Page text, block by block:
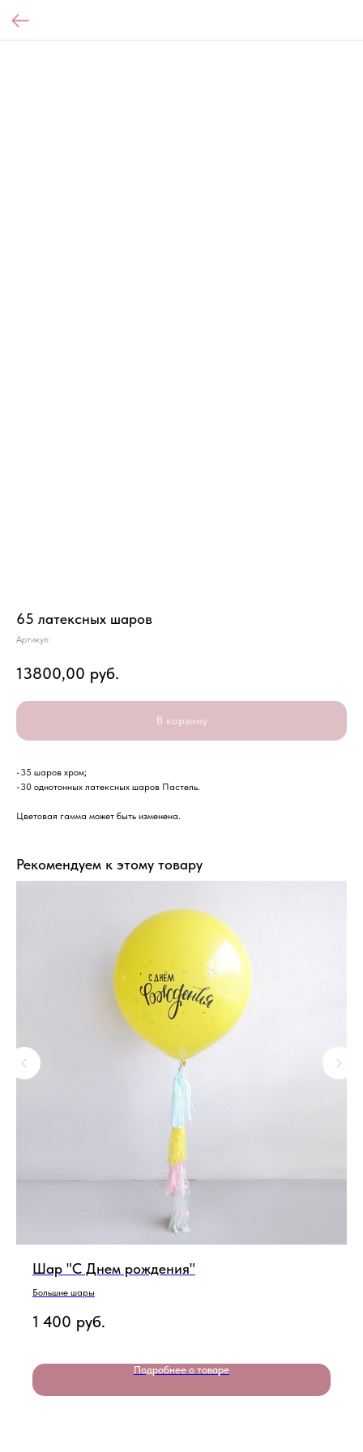
65 латексных шаров
Артикул:
13800,00 руб.
В корзину
-35 шаров хром;
-30 однотонных латексных шаров Пастель.
Цветовая гамма может быть изменена.
Рекомендуем к этому товару
Шар "С Днем рождения"
Большие шары
1 400 руб.
Подробнее о товаре